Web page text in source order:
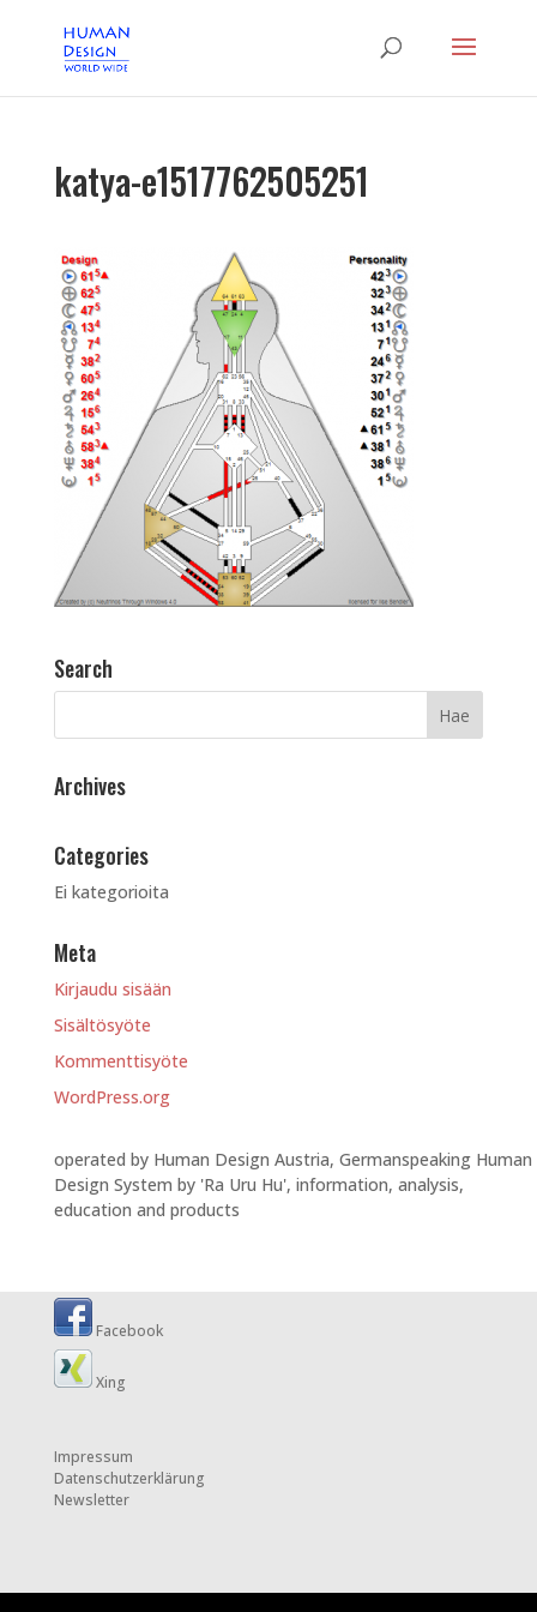
katya-e1517762505251
Search
Archives
Categories
Ei kategorioita
Meta
Kirjaudu sisään
Sisältösyöte
Kommenttisyöte
WordPress.org
operated by Human Design Austria, Germanspeaking Human
Design System by 'Ra Uru Hu', information, analysis,
education and products
Facebook
Xing
Impressum
Datenschutzerklärung
Newsletter